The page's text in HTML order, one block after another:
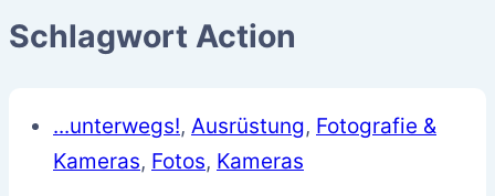
Schlagwort Action
...unterwegs!, Ausrüstung, Fotografie &
Kameras, Fotos, Kameras